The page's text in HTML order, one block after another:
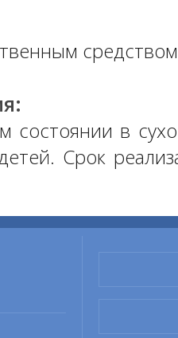
состоянии в
Срок